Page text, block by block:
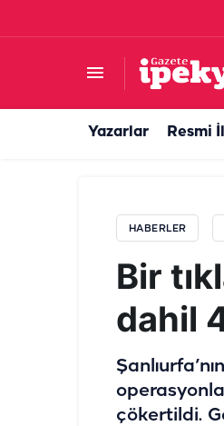
Yazarlar Resmi
HABERLER
Bir
dahil
çökertildi.